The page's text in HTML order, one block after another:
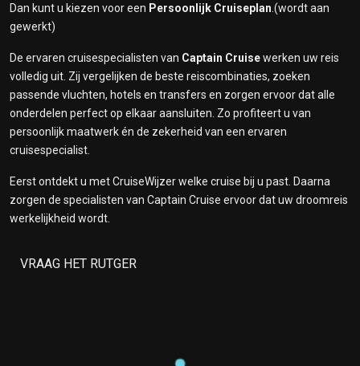
Dan kunt u kiezen voor een Persoonlijk Cruiseplan .(wordt aan
gewerkt)
De ervaren cruisespecialisten van Captain Cruisewerken uw reis
volledig uit. Zij vergelijken de beste reiscombinaties, zoeken
passende vluchten, hotels en transfers en zorgen ervoor dat alle
onderdelen perfect op elkaar aansluiten. Zo profiteert u van
persoonlijk maatwerk én de zekerheid van een ervaren
cruisespecialist.
Eerst ontdekt u met CruiseWijzer welke cruise bij u past. Daarna
zorgen de specialisten van Captain Cruise ervoor dat uw droomreis
werkelijkheid wordt.
VRAAG HET RUTGER